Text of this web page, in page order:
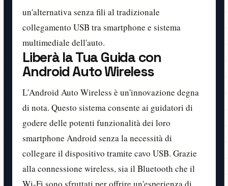
un'alternativa senza fili al tradizionale
collegamento USB tra smartphone e sistema
multimediale dell'auto.
Liberà la Tua Guida con
Android Auto Wireless
L'Android Auto Wireless è un'innovazione degna
di nota. Questo sistema consente ai guidatori di
godere delle potenti funzionalità dei loro
smartphone Android senza la necessità di
collegare il dispositivo tramite cavo USB. Grazie
alla connessione wireless, sia il Bluetooth che il
Wi-Fi sono sfruttati per offrire un'esperienza di